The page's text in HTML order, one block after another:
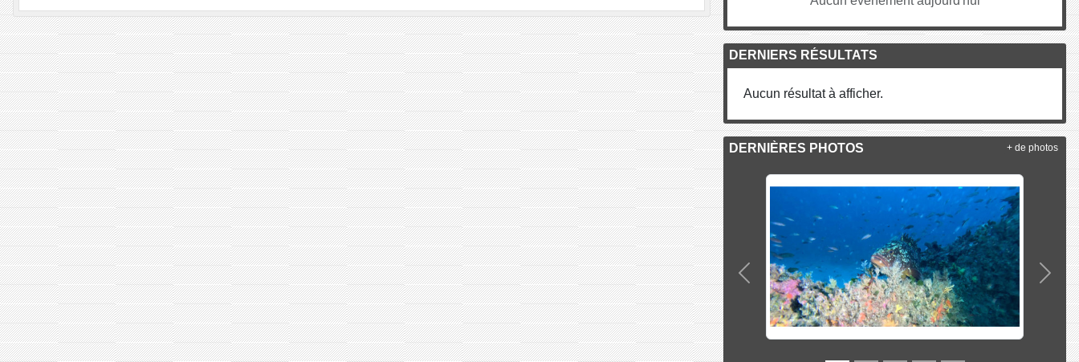
DERNIERS RÉSULTATS
Aucun résultat à afficher.
DERNIÈRES PHOTOS
Précedent
+ de photos